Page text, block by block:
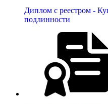
Диплом с реестром -
подлинности